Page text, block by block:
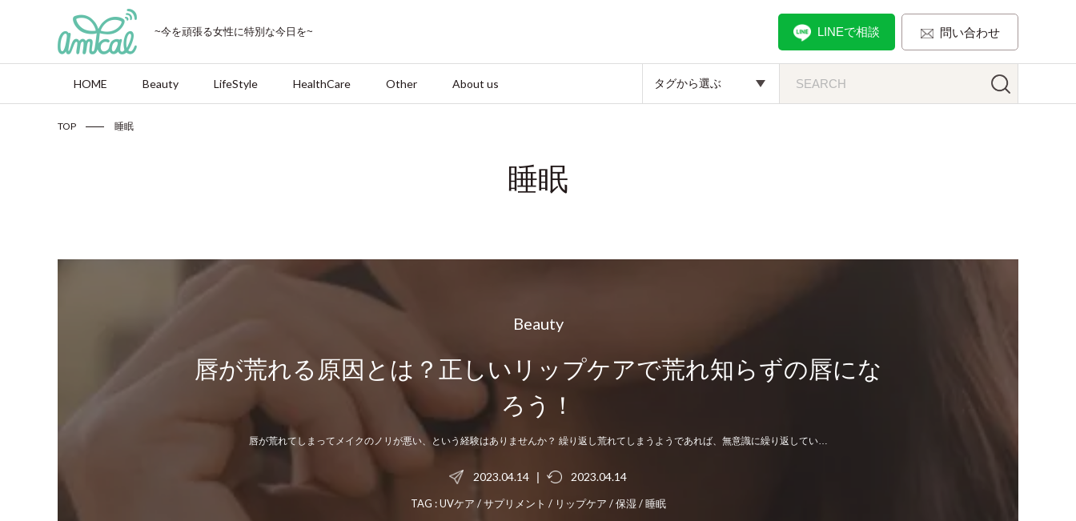
~今を頑張る女性に特別な今日を~ LINEで相談 問い合わせ
HOME Beauty LifeStyle HealthCare Other About us タグから選ぶ
TOP 睡眠
睡眠
Beauty
唇が荒れる原因とは？正しいリップケアで荒れ知らずの唇にな
ろう！
唇が荒れてしまってメイクのノリが悪い、という経験はありませんか？ 繰り返し荒れてしまうようであれば、無意識に繰り返してい…
2023.04.14 | 2023.04.14
TAG :UVケア /サプリメント / リップケア /保湿/睡眠